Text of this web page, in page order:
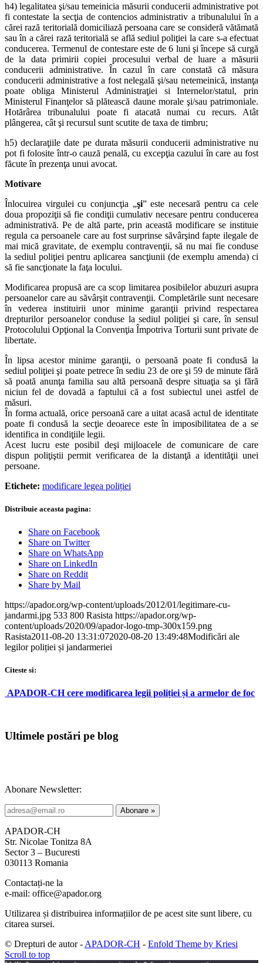
h4) legalitatea şi/sau temeinicia măsurii conducerii administrative pot
fi contestate la secţia de contencios administrativ a tribunalului în a
cărei rază teritorială domiciliază persoana care se consideră vătămată
sau în a cărei rază teritorială se află sediul poliţiei la care s-a efectuat
conducerea. Termenul de contestare este de 6 luni şi începe să curgă
de la data primirii copiei procesului verbal de luare a măsurii
conducerii administrative. În cazul în care constată că măsura
conducerii administrative a fost nelegală şi/sau netemeinică, instanţa
poate obliga Ministerul Administraţiei si Internelor/statul, prin
Ministerul Finanţelor să plătească daune morale şi/sau patrimoniale.
Hotărârea tribunalului poate fi atacată numai cu recurs. Atât
plângerea, cât şi recursul sunt scutite de taxa de timbru;
h5) declaraţiile date pe durata măsurii conducerii administrative nu
pot fi folosite într-o cauză penală, cu excepţia cazului în care au fost
făcute în prezenţa unui avocat.
Motivare
Înlocuirea virgulei cu conjuncţia „şi” este necesară pentru ca cele
doua propoziţii să fie condiţii cumulativ necesare pentru conducerea
administrativă. Pe de altă parte, prin această modificare se instituie
regula ca persoanele care au fost surprinse săvârşind fapte ilegale de
mai mică gravitate, de exemplu contravenţii, să nu mai fie conduse
la sediul poliţiei pentru aplicarea sancţiunii (de exemplu amenda) ci
să fie sancţionate la faţa locului.
Modificarea propusă are ca scop limitarea posibilelor abuzuri asupra
persoanelor care au săvârşit contravenţii. Completările sunt necesare
în vederea instituirii unor minime garanţii privind respectarea
drepturilor persoanelor conduse la sediul poliţiei şi care, în sensul
Protocolului Opţional la Convenţia Împotriva Torturii sunt private de
libertate.
În lipsa acestor minime garanţii, o persoană poate fi condusă la
sediul poliţiei şi poate petrece în sediu 23 de ore şi 59 de minute fără
să poată anunţa familia sau altă persoană despre situaţia sa şi fără
niciun fel de dovadă a faptului că a fost subiectul unei astfel de
măsuri.
În forma actuală, orice persoană care a uitat acasă actul de identitate
poate fi condusă la secţie deoarece este în imposibilitatea de a se
identifica in condiţiile legii.
Acest lucru este posibil deşi mijloacele de comunicare de care
dispun poliţiştii permit verificarea de la distanţă a identităţii unei
persoane.
Etichete: modificare legea poliției
Distribuie aceasta pagina:
Share on Facebook
Share on Twitter
Share on WhatsApp
Share on LinkedIn
Share on Reddit
Share by Mail
https://apador.org/wp-content/uploads/2012/01/legitimare-cu-
jandarmi.jpg 533 800 Rasista https://apador.org/wp-
content/uploads/2020/09/apador-logo-tmp-300x159.png
Rasista2011-08-20 13:31:072020-08-20 13:49:48Modificări ale
legilor poliției și jandarmeriei
Citeste si:
APADOR-CH cere modificarea legii poliției și a armelor de foc
Ultimele postări pe blog
Abonare Newsletter:
APADOR-CH
Str. Nicolae Tonitza 8A
Sector 3 – Bucuresti
030113 Romania
Contactați-ne la
e-mail: office@apador.org
Utilizarea și distribuirea informațiilor de pe acest site sunt libere, cu
citarea sursei.
© Drepturi de autor - APADOR-CH - Enfold Theme by Kriesi
Scroll to top